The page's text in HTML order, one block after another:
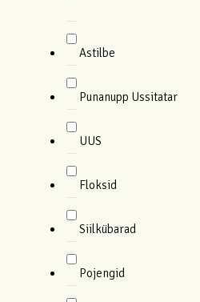
Astilbe
Punanupp Ussitatar
UUS
Floksid
Siilkübarad
Pojengid